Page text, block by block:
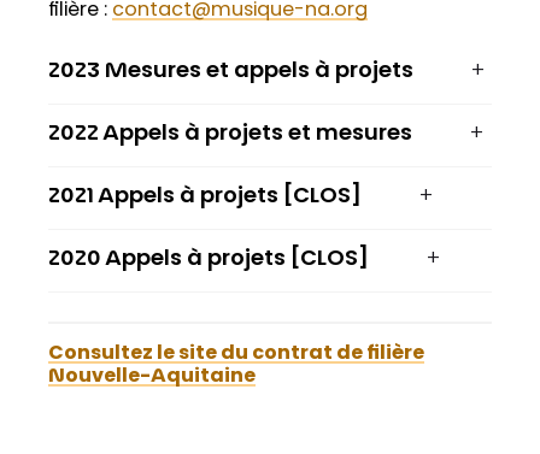
filière : contact@musique-na.org
2023 Mesures et appels à projets
2022 Appels à projets et mesures
2021 Appels à projets [CLOS]
2020 Appels à projets [CLOS]
Consultez le site du contrat de filière
Nouvelle-Aquitaine